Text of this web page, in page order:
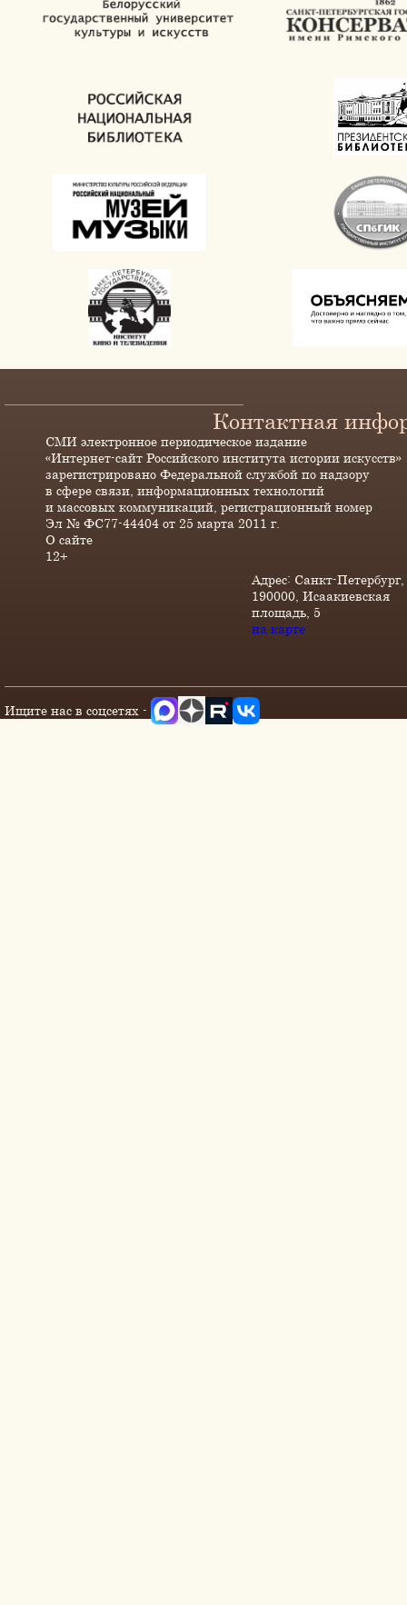
Контактная
СМИ электронное периодическое издание
«Интернет-сайт Российского института истории искусств»
зарегистрировано Федеральной службой по надзору
в сфере связи, информационных технологий
и массовых коммуникаций, регистрационный номер
Эл № ФС77-44404 от 25 марта 2011 г.
О сайте
12+
Адрес: Санкт-Петербург,
190000, Исаакиевская
площадь, 5
на карте
Ищите нас в соцсетях -